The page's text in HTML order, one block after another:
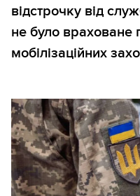
відстрочку від
не було враховане
мобілізаційних